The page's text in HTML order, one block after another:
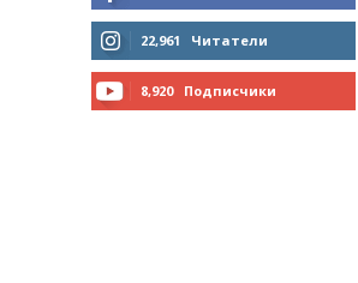
МНЕ НРАВИТСЯ
22,961 Читатели
8,920 Подписчики